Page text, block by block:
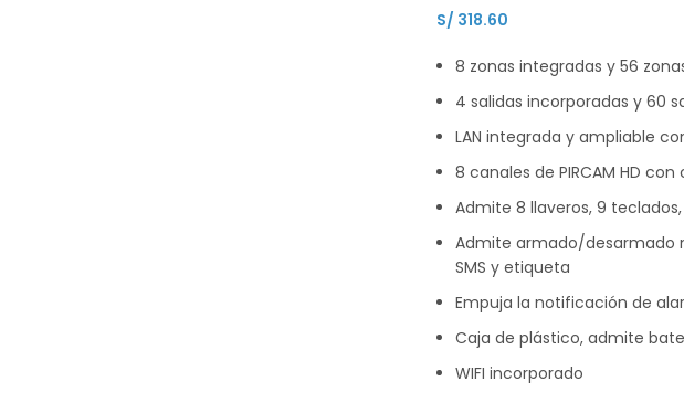
S/ 318.60
8 zonas integradas y 56
4 salidas incorporadas y 60
LAN integrada y ampliable
8 canales de PIRCAM HD
Admite 8 llaveros, 9
Admite armado/desarmado
SMS y etiqueta
Empuja la notificación de
Caja de plástico, admite
WIFI incorporado